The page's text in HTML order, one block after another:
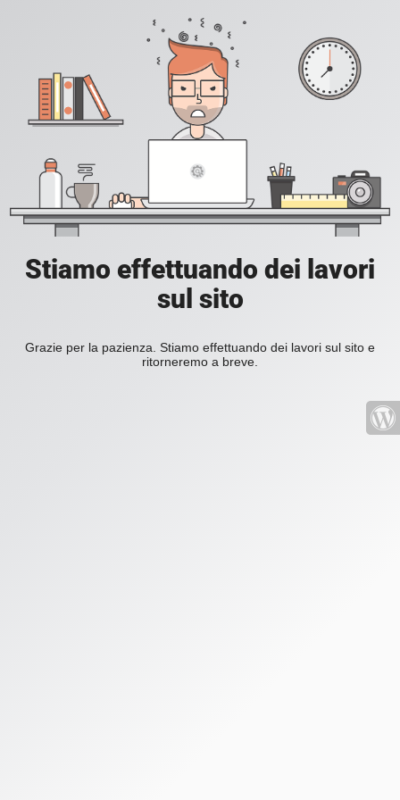
Stiamo effettuando dei lavori
sul sito
Grazie per la pazienza. Stiamo effettuando dei lavori sul sito e
ritorneremo a breve.